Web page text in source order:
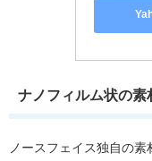
ナノフィルム状の素
ノースフェイス独自の